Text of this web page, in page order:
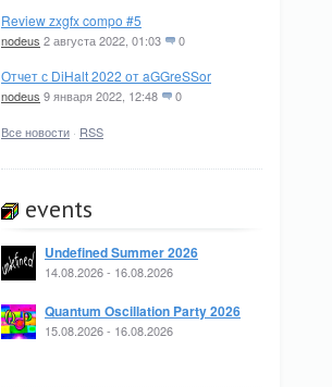
Review zxgfx compo #5
nodeus 2 августа 2022, 01:03 0
Отчет с DiHalt 2022 от aGGreSSor
nodeus 9 января 2022, 12:48 0
Все новости · RSS
events
Undefined Summer 2026
14.08.2026 - 16.08.2026
Quantum Oscillation Party 2026
15.08.2026 - 16.08.2026